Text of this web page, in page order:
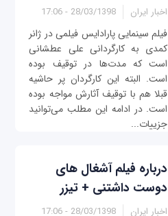
اخبار ایران 28/03/1398 - 17:06
فیلم سینمایی پارادایس فیلمی در ژانر
کمدی به کارگردانی علی عطشانی
است که مدت‌ها در توقیف بوده
است. البته این کارگردان پر حاشیه
قبلا هم با توقیف آثارش مواجه بوده
است. در ادامه این مطلب می‌توانید
جزییات...
درباره فیلم آشغال های
دوست داشتنی + تیزر
اخبار ایران 28/03/1398 - 17:06